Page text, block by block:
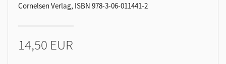
Cornelsen Verlag, ISBN 978-3-06-011441-2
14,50 EUR